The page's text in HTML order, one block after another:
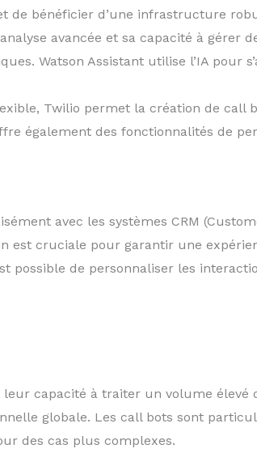
de bénéficier d’une infrastructure
avancée et sa capacité à gérer
Watson Assistant utilise l’IA pour
Twilio permet la création de call
également des fonctionnalités de
avec les systèmes CRM
est cruciale pour garantir une
possible de personnaliser les
capacité à traiter un volume
globale. Les call bots sont
des cas plus complexes.